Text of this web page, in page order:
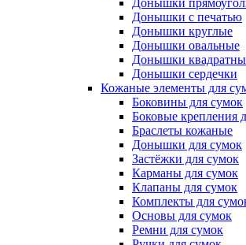
Донышки
Донышки с печатью
Донышки круглые
Донышки овальные
Донышки
Донышки сердечки
Кожаные элементы для
Боковины для сумок
Боковые крепления
Браслеты кожаные
Донышки для сумок
Застёжки для сумок
Карманы для сумок
Клапаны для сумок
Комплекты для
Основы для сумок
Ремни для сумок